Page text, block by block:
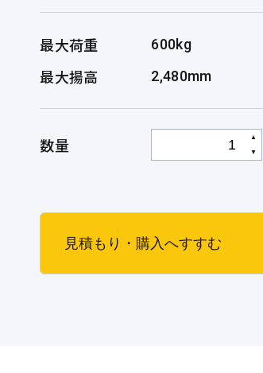
最大荷重 600kg
最大揚高 2,480mm
数量 ▲
▼
見積もり・購入へすすむ